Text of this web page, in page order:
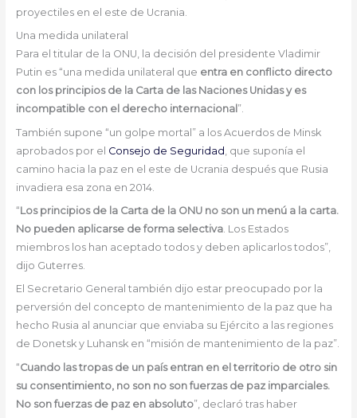
proyectiles en el este de Ucrania.
Una medida unilateral
Para el titular de la ONU, la decisión del presidente Vladimir
Putin es “una medida unilateral que entra en conflicto directo
con los principios de la Carta de las Naciones Unidas y es
incompatible con el derecho internacional ”.
También supone “un golpe mortal” a los Acuerdos de Minsk
aprobados por el Consejo de Seguridad , que suponía el
camino hacia la paz en el este de Ucrania después que Rusia
invadiera esa zona en 2014.
“Los principios de la Carta de la ONU no son un menú a la carta.
No pueden aplicarse de forma selectiva. Los Estados
miembros los han aceptado todos y deben aplicarlos todos”,
dijo Guterres.
El Secretario General también dijo estar preocupado por la
perversión del concepto de mantenimiento de la paz que ha
hecho Rusia al anunciar que enviaba su Ejército a las regiones
de Donetsk y Luhansk en “misión de mantenimiento de la paz”.
“Cuando las tropas de un país entran en el territorio de otro sin
su consentimiento, no son no son fuerzas de paz imparciales.
No son fuerzas de paz en absoluto”, declaró tras haber